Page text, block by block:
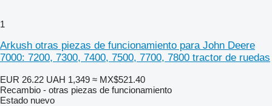
1
Arkush otras piezas de funcionamiento para John Deere
7000: 7200, 7300, 7400, 7500, 7700, 7800 tractor de ruedas
EUR 26.22 UAH 1,349 ≈ MX$521.40
Recambio - otras piezas de funcionamiento
Estado nuevo